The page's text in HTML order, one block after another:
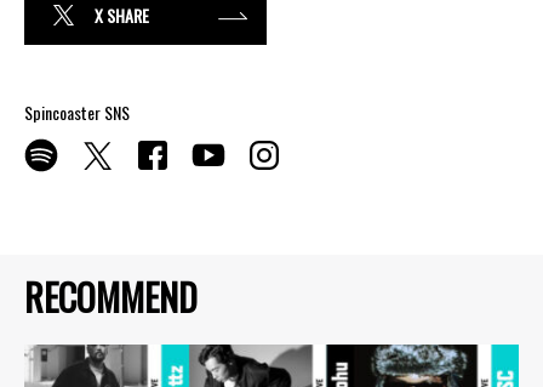
RECOMMEND
X SHARE
Spincoaster SNS